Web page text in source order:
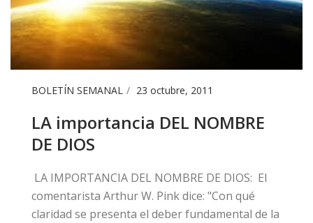
BOLETÍN SEMANAL 23 octubre, 2011
​LA importancia DEL NOMBRE
DE DIOS
​ LA IMPORTANCIA DEL NOMBRE DE DIOS: El
comentarista Arthur W. Pink dice: "Con qué
claridad se presenta el deber fundamental de la